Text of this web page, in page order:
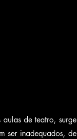
de teatro, surge
ser inadequados, de